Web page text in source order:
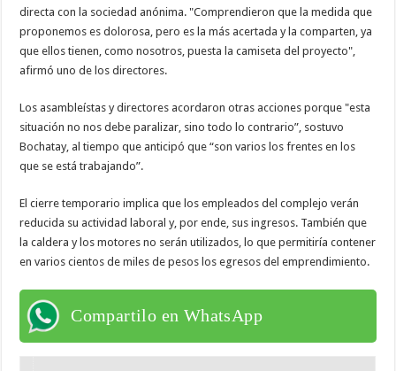
directa con la sociedad anónima. "Comprendieron que la medida que
proponemos es dolorosa, pero es la más acertada y la comparten, ya
que ellos tienen, como nosotros, puesta la camiseta del proyecto",
afirmó uno de los directores.
Los asambleístas y directores acordaron otras acciones porque "esta
situación no nos debe paralizar, sino todo lo contrario”, sostuvo
Bochatay, al tiempo que anticipó que “son varios los frentes en los
que se está trabajando”.
El cierre temporario implica que los empleados del complejo verán
reducida su actividad laboral y, por ende, sus ingresos. También que
la caldera y los motores no serán utilizados, lo que permitiría contener
en varios cientos de miles de pesos los egresos del emprendimiento.
Compartilo en WhatsApp